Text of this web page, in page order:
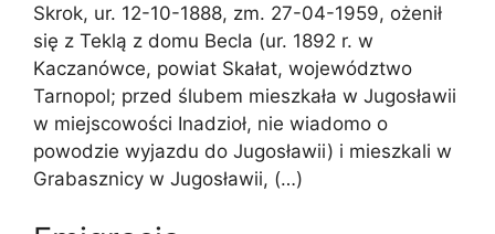
Skrok, ur. 12-10-1888, zm. 27-04-1959, ożenił
się z Teklą z domu Becla (ur. 1892 r. w
Kaczanówce, powiat Skałat, województwo
Tarnopol; przed ślubem mieszkała w Jugosławii
w miejscowości Inadzioł, nie wiadomo o
powodzie wyjazdu do Jugosławii) i mieszkali w
Grabasznicy w Jugosławii, (…)